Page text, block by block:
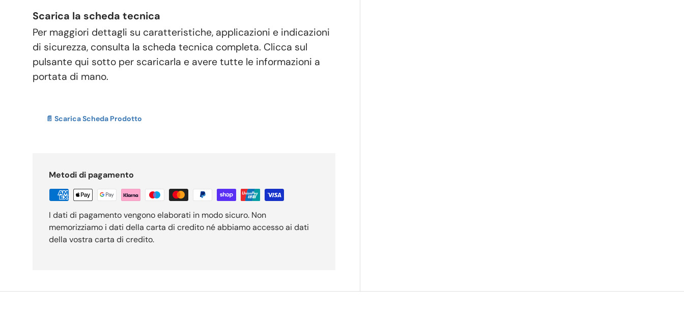
Scarica la scheda tecnica
Per maggiori dettagli su caratteristiche, applicazioni e indicazioni
di sicurezza, consulta la scheda tecnica completa. Clicca sul
pulsante qui sotto per scaricarla e avere tutte le informazioni a
portata di mano.
📄 Scarica Scheda Prodotto
Metodi di pagamento
I dati di pagamento vengono elaborati in modo sicuro. Non
memorizziamo i dati della carta di credito né abbiamo accesso ai dati
della vostra carta di credito.